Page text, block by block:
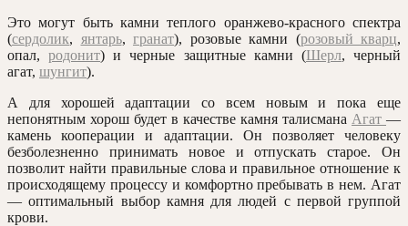
Это могут быть камни теплого оранжево-красного спектра
(сердолик, янтарь, гранат), розовые камни (розовый кварц,
опал,родонит) и черные защитные камни (Шерл, черный
агат, шунгит).
А для хорошей адаптации со всем новым и пока еще
непонятным хорош будет в качестве камня талисмана Агат —
камень кооперации и адаптации. Он позволяет человеку
безболезненно принимать новое и отпускать старое. Он
позволит найти правильные слова и правильное отношение к
происходящему процессу и комфортно пребывать в нем. Агат
— оптимальный выбор камня для людей с первой группой
крови.